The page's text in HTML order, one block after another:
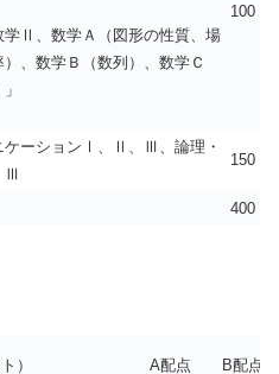
学Ⅱ、数学Ａ（図形の性質、場
、数学Ｂ（数列）、数学Ｃ
100
ケーションⅠ、Ⅱ、Ⅲ、論理・
Ⅲ
150
400
） A配点 B配点